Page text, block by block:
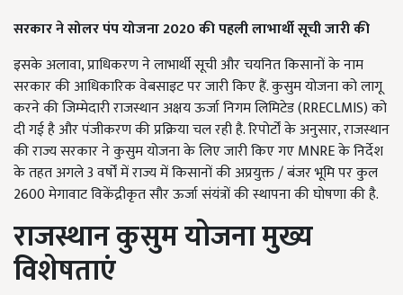
सरकार ने सोलर पंप योजना 2020की पहली लाभार्थी सूची जारी की
इसके अलावा, प्राधिकरण ने लाभार्थी सूची और चयनित किसानों के नाम
सरकार की आधिकारिक वेबसाइट पर जारी किए हैं. कुसुम योजना को लागू
करने की जिम्मेदारी राजस्थान अक्षय ऊर्जा निगम लिमिटेड (RRECLMIS) को
दी गई है और पंजीकरण की प्रक्रिया चल रही है. रिपोर्टों के अनुसार, राजस्थान
की राज्य सरकार ने कुसुम योजना के लिए जारी किए गए MNRE के निर्देश
के तहत अगले 3 वर्षों में राज्य में किसानों की अप्रयुक्त / बंजर भूमि पर कुल
2600 मेगावाट विकेंद्रीकृत सौर ऊर्जा संयंत्रों की स्थापना की घोषणा की है.
राजस्थान कुसुम योजना मुख्य
विशेषताएं